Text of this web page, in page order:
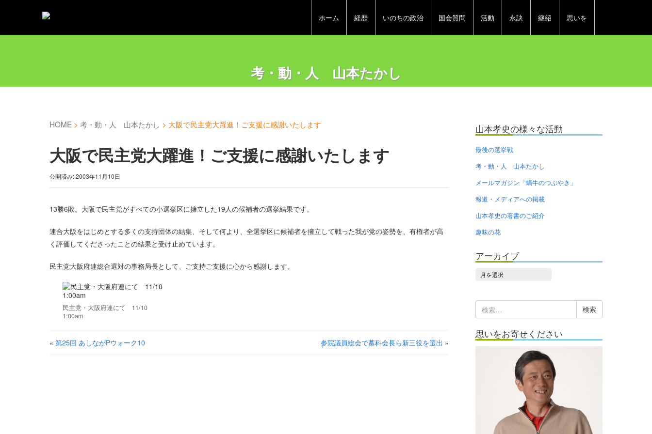
ホーム 経歴 いのちの政治 国会質問 活動 永訣 継紹 思いを
考・動・人 山本たかし
HOME > 考・動・人 山本たかし > 大阪で民主党大躍進！ご支援に感謝いたします
大阪で民主党大躍進！ご支援に感謝いたします
公開済み: 2003年11月10日
13勝6敗。大阪で民主党がすべての小選挙区に擁立した19人の候補者の選挙結果です。
連合大阪をはじめとする多くの支持団体の結集、そして何より、全選挙区に候補者を擁立して戦った我が党の姿勢を、有権者が高
く評価してくださったことの結果と受け止めています。
民主党大阪府連総合選対の事務局長として、ご支持ご支援に心から感謝します。
民主党・大阪府連にて 11/10
1:00am
« 第25回 あしながPウォーク10 参院議員総会で藁科会長ら新三役を選出 »
山本孝史の様々な活動
最後の選挙戦
考・動・人 山本たかし
メールマガジン「蝸牛のつぶやき」
報道・メディアへの掲載
山本孝史の著書のご紹介
趣味の花
アーカイブ
カ
索:
思いをお寄せください